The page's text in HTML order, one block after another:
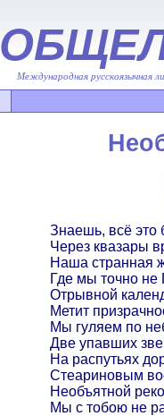
Международная русскоязычная
Знаешь, всё это
Через квазары
Наша странная
Где мы точно не
Отрывной
Метит
Мы гуляем по
Две упавших
На распутьях
Стеариновым
Необъятной
Мы с тобою не